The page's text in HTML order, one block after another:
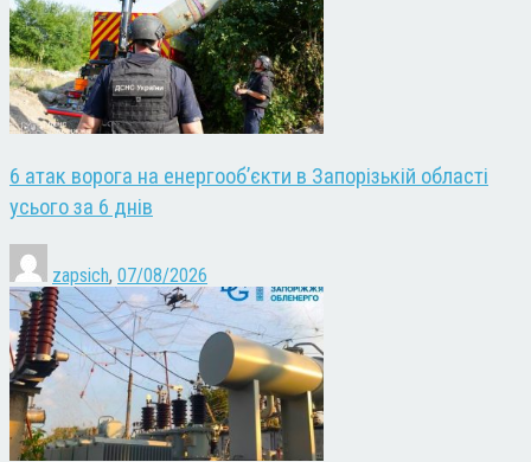
6 атак ворога на енергооб’єкти в Запорізькій області
усього за 6 днів
zapsich, 07/08/2026